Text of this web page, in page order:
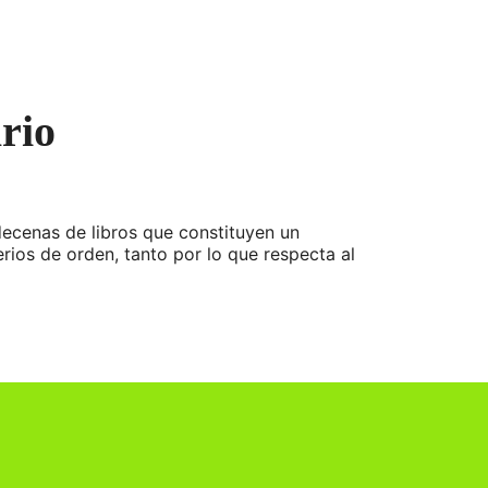
de libros que constituyen un
de orden, tanto por lo que respecta al